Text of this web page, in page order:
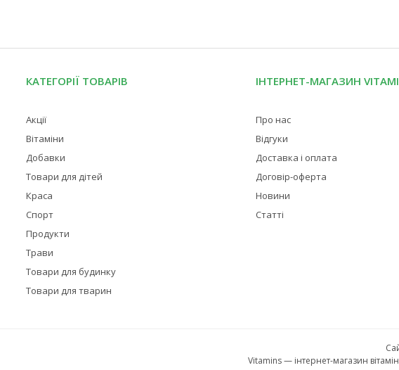
КАТЕГОРІЇ ТОВАРІВ
Акції
Вітаміни
Добавки
Товари для дітей
Краса
Спорт
Продукти
Трави
Товари для будинку
Товари для тварин
ІНТЕРНЕТ-МАГАЗИН
Про нас
Відгуки
Доставка і оплата
Договір-оферта
Новини
Статті